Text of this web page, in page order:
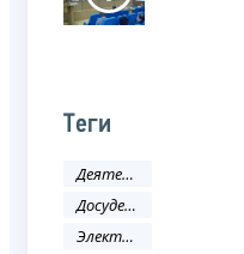
Теги
Деятельность ФНС
Досудебное урегулирование налоговых споров
Электронные услуги